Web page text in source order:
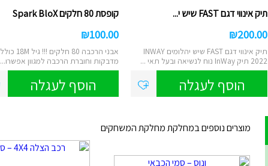
תיק אינווי דגם FAST שיש י...
200.00
₪
תיק אינווי דגם FAST שיש יהלומים INWAY
2022 תיק InWay נוח לנשיאה ובעל תאי ...
הוסף לעגלה
קופסת 80 חלקים Spark BloX
100.00
₪
אבני הרכבה 80 חלקים !!! גיל 18M כולל
מדבקות וחוברת הרכבה למגוון אפשרו...
הוסף לעגלה
מוצרים נוספים במחלקת מחלקת המשחקים